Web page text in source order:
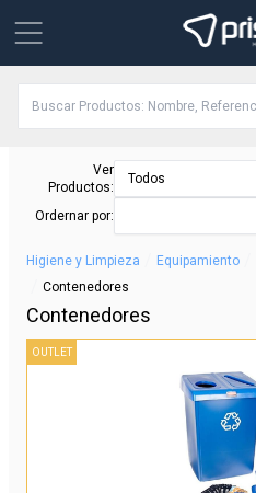
Ver
Productos:
Todos
Ordernar por:
Higiene y Limpieza Equipamiento
Contenedores
Contenedores
OUTLET